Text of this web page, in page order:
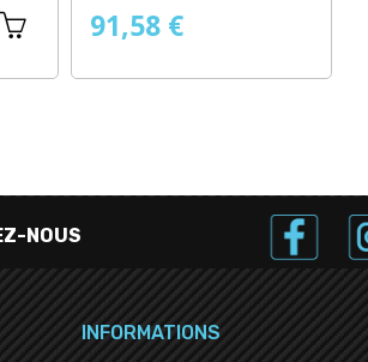
91,58 €
NOUS
INFORMATIONS